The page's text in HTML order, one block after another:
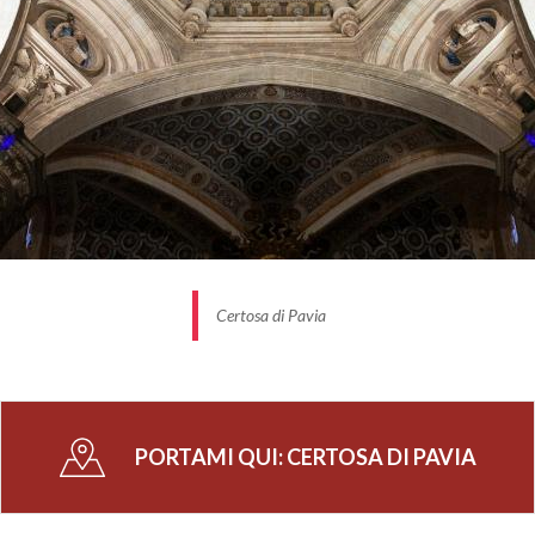
Certosa di Pavia
PORTAMI QUI:CERTOSA DI PAVIA